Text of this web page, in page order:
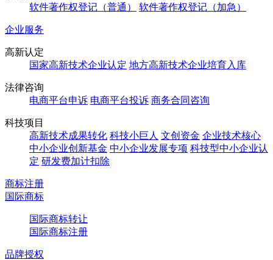
软件著作权登记（普通）
软件著作权登记（加急）
企业服务
高新认定
国家高新技术企业认定 地方高新技术企业培育入库
法律咨询
电商平台申诉 电商平台投诉 商务合同咨询
科技项目
高新技术成果转化 科技小巨人 文创资金 企业技术核心
中小企业创新基金 中小企业发展专项 科技型中小企业认
定 研发费加计扣除
商标注册
国际商标
国际商标转让
国际商标注册
品牌授权